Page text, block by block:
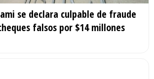
se declara culpable de fraude
falsos por $14 millones